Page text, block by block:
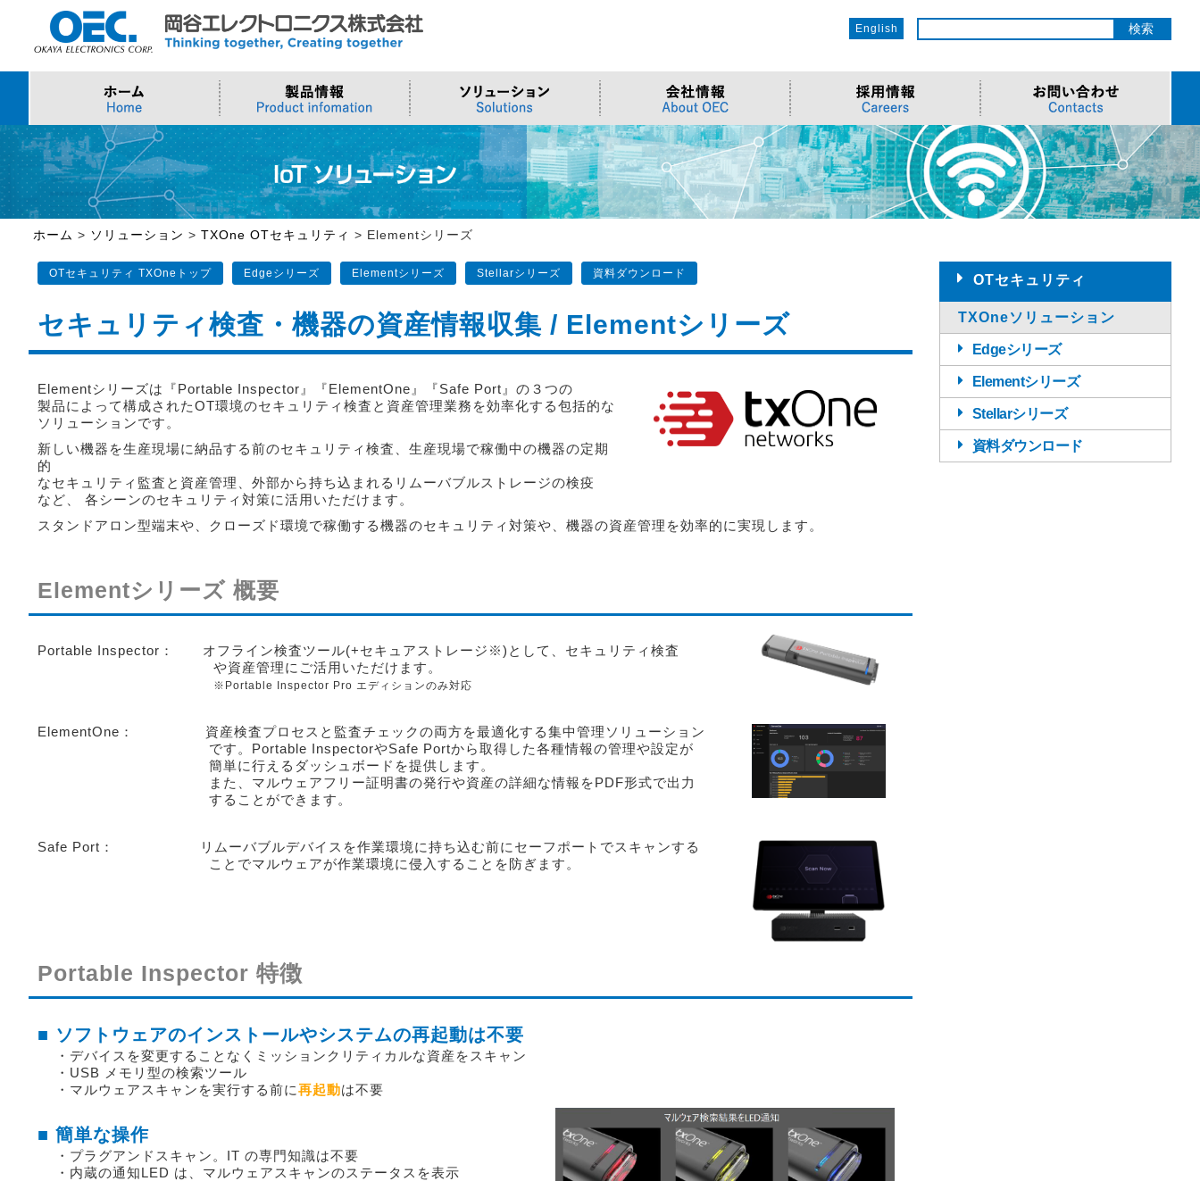
English
プロセッサ
>Intel (IoT/Embedded)
>Intel (PC)
ソフトウェア・クラウド
>Microsoft Azure
>Windows IoT
>Trellix
システム
>Embeddedシステム
>オンライン資格確認端末
サーバー/ネットワーク
>Supermicro
>液体冷却ソリューション
電子部品/Automotive
>Components
>Semiconductor
>AI・IoTソリューション
>インテル IoTソリューション
>評価開発キット
スマートシティ・DX
>ナガレミル / 人流・交通観測
>OTセキュリティ
>Edgeシリーズ
>Elementシリーズ
>ものづくりソリューション
>有償技術サービス
>小型PCソリューション
>車載ソリューション
>地デジテレビ
>海外電子部品選定
>会社概要 >トップメッセージ >沿革 >拠点一覧 CSR
>OECのCSR
>社会への取り組み
>製品・御見積お問い合わせ >その他・採用お問い合わせ >当社向けご提案フォーム
ホーム > ソリューション > TXOne OTセキュリティ > Elementシリーズ
OTセキュリティ TXOneトップ Edgeシリーズ Elementシリーズ Stellarシリーズ 資料ダウンロード
セキュリティ検査・機器の資産情報収集 / Elementシリーズ
Elementシリーズは『Portable Inspector』『ElementOne』『Safe Port』の３つの
製品によって構成されたOT環境のセキュリティ検査と資産管理業務を効率化する包括的な
ソリューションです。
新しい機器を生産現場に納品する前のセキュリティ検査、生産現場で稼働中の機器の定期
的
なセキュリティ監査と資産管理、外部から持ち込まれるリムーバブルストレージの検疫
など、 各シーンのセキュリティ対策に活用いただけます。
スタンドアロン型端末や、クローズド環境で稼働する機器のセキュリティ対策や、機器の資産管理を効率的に実現します。
Elementシリーズ 概要
Portable Inspector： オフライン検査ツール(+セキュアストレージ※)として、セキュリティ検査
や資産管理にご活用いただけます。
※Portable Inspector Pro エディションのみ対応
ElementOne： 資産検査プロセスと監査チェックの両方を最適化する集中管理ソリューション
です。Portable InspectorやSafe Portから取得した各種情報の管理や設定が
簡単に行えるダッシュボードを提供します。
また、マルウェアフリー証明書の発行や資産の詳細な情報をPDF形式で出力
することができます。
Safe Port： リムーバブルデバイスを作業環境に持ち込む前にセーフポートでスキャンする
ことでマルウェアが作業環境に侵入することを防ぎます。
Portable Inspector 特徴
■ ソフトウェアのインストールやシステムの再起動は不要
・デバイスを変更することなくミッションクリティカルな資産をスキャン
・USB メモリ型の検索ツール
・マルウェアスキャンを実行する前に再起動は不要
■ 簡単な操作
・プラグアンドスキャン。IT の専門知識は不要
・内蔵の通知LED は、マルウェアスキャンのステータスを表示
OTセキュリティ
TXOneソリューション
Edgeシリーズ
Elementシリーズ
Stellarシリーズ
資料ダウンロード